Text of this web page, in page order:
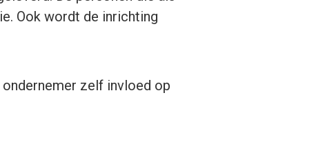
Ook wordt de inrichting
zelf invloed op